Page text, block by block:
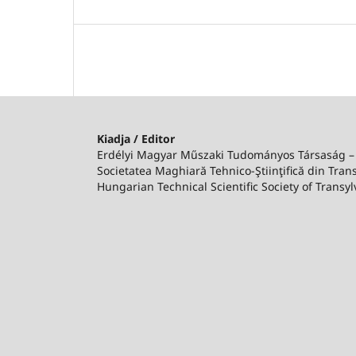
Kiadja / Editor
Erdélyi Magyar Műszaki Tudományos Társaság –
Societatea Maghiară Tehnico-Ştiinţifică din
Hungarian Technical Scientific Society of